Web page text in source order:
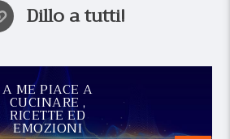
Dillo a tutti!
A ME PIACE A
CUCINARE ,
RICETTE ED
EMOZIONI